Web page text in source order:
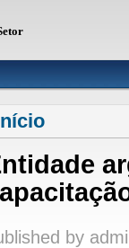
está aqui
by